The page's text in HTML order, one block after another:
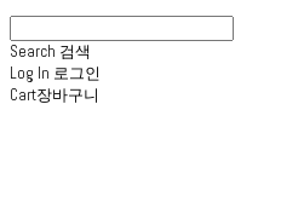
Search 검색
Log In 로그인
Cart장바구니